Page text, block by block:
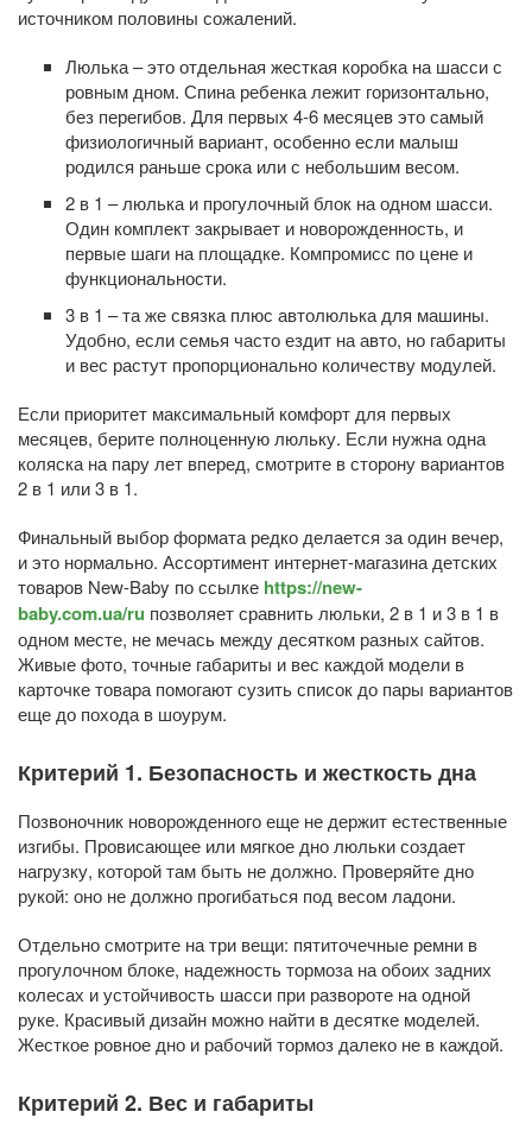
источником половины сожалений.
Люлька – это отдельная жесткая коробка на шасси с
ровным дном. Спина ребенка лежит горизонтально,
без перегибов. Для первых 4-6 месяцев это самый
физиологичный вариант, особенно если малыш
родился раньше срока или с небольшим весом.
2 в 1 – люлька и прогулочный блок на одном шасси.
Один комплект закрывает и новорожденность, и
первые шаги на площадке. Компромисс по цене и
функциональности.
3 в 1 – та же связка плюс автолюлька для машины.
Удобно, если семья часто ездит на авто, но габариты
и вес растут пропорционально количеству модулей.
Если приоритет максимальный комфорт для первых
месяцев, берите полноценную люльку. Если нужна одна
коляска на пару лет вперед, смотрите в сторону вариантов
2 в 1 или 3 в 1.
Финальный выбор формата редко делается за один вечер,
и это нормально. Ассортимент интернет-магазина детских
товаров New-Baby по ссылке https://new-
baby.com.ua/ru позволяет сравнить люльки, 2 в 1 и 3 в 1 в
одном месте, не мечась между десятком разных сайтов.
Живые фото, точные габариты и вес каждой модели в
карточке товара помогают сузить список до пары вариантов
еще до похода в шоурум.
Критерий 1. Безопасность и жесткость дна
Позвоночник новорожденного еще не держит естественные
изгибы. Провисающее или мягкое дно люльки создает
нагрузку, которой там быть не должно. Проверяйте дно
рукой: оно не должно прогибаться под весом ладони.
Отдельно смотрите на три вещи: пятиточечные ремни в
прогулочном блоке, надежность тормоза на обоих задних
колесах и устойчивость шасси при развороте на одной
руке. Красивый дизайн можно найти в десятке моделей.
Жесткое ровное дно и рабочий тормоз далеко не в каждой.
Критерий 2. Вес и габариты